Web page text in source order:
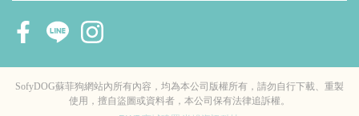
SofyDOG蘇菲狗網站內所有內容，均為本公司版權所有，請勿自行下載、重製
使用，擅自盜圖或資料者，本公司保有法律追訴權。